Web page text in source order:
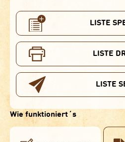
LISTE
LISTE
LISTE
Wie funktioniert´s